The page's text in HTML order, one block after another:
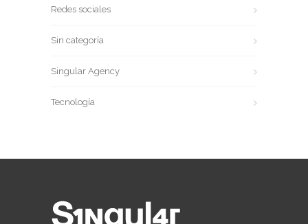
Redes sociales
Sin categoría
Singular Agency
Tecnología